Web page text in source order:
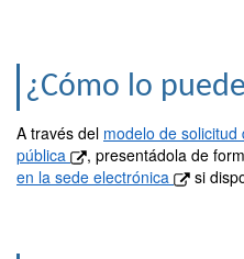
¿Cómo lo
A través del modelo de
pública
, presentádola de
en la sede electrónica
si